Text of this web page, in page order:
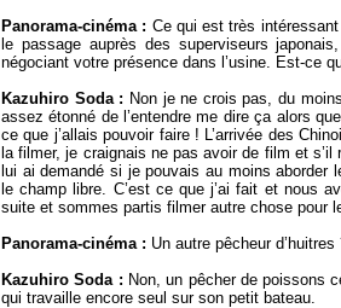
Panorama-cinéma : Ce qui est très
le passage auprès des superviseurs
négociant votre présence dans l’usine. Est-ce
Kazuhiro Soda : Non je ne crois pas, du
assez étonné de l’entendre me dire ça alors
ce que j’allais pouvoir faire ! L’arrivée des
la filmer, je craignais ne pas avoir de film et
lui ai demandé si je pouvais au moins aborder
le champ libre. C’est ce que j’ai fait et nous
suite et sommes partis filmer autre chose pour
Panorama-cinéma : Un autre pêcheur d’huitres
Kazuhiro Soda : Non, un pêcher de poissons
qui travaille encore seul sur son petit bateau.